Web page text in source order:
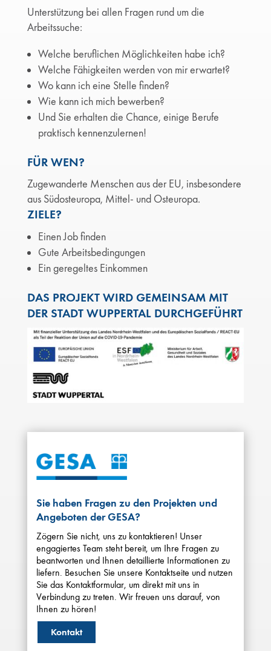
Unterstützung bei allen Fragen rund um die
Arbeitssuche:
Welche beruflichen Möglichkeiten habe ich?
Welche Fähigkeiten werden von mir erwartet?
Wo kann ich eine Stelle finden?
Wie kann ich mich bewerben?
Und Sie erhalten die Chance, einige Berufe
praktisch kennenzulernen!
FÜR WEN?
Zugewanderte Menschen aus der EU, insbesondere
aus Südosteuropa, Mittel- und Osteuropa.
ZIELE?
Einen Job finden
Gute Arbeitsbedingungen
Ein geregeltes Einkommen
DAS PROJEKT WIRD GEMEINSAM MIT
DER STADT WUPPERTAL DURCHGEFÜHRT
Sie haben Fragen zu den Projekten und
Angeboten der GESA?
Zögern Sie nicht, uns zu kontaktieren! Unser
engagiertes Team steht bereit, um Ihre Fragen zu
beantworten und Ihnen detaillierte Informationen zu
liefern. Besuchen Sie unsere Kontaktseite und nutzen
Sie das Kontaktformular, um direkt mit uns in
Verbindung zu treten. Wir freuen uns darauf, von
Ihnen zu hören!
Kontakt